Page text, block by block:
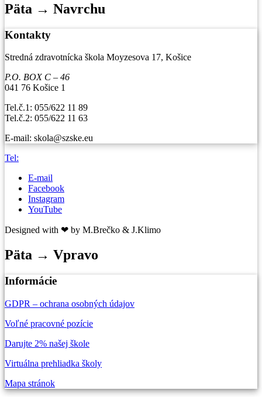
Päta → Navrchu
Kontakty
Stredná zdravotnícka škola Moyzesova 17, Košice
P.O. BOX C – 46
041 76 Košice 1
Tel.č.1: 055/622 11 89
Tel.č.2: 055/622 11 63
E-mail: skola@szske.eu
Tel:
E-mail
Facebook
Instagram
YouTube
Designed with ❤ by M.Brečko & J.Klimo
Päta → Vpravo
Informácie
GDPR – ochrana osobných údajov
Voľné pracovné pozície
Darujte 2% našej škole
Virtuálna prehliadka školy
Mapa stránok